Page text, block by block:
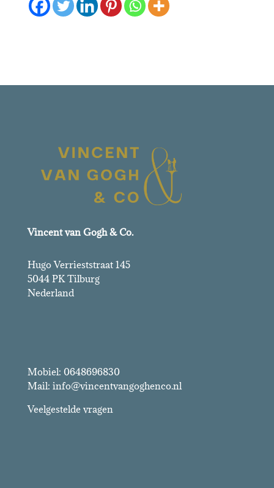
Vincent van Gogh & Co.
Hugo Verrieststraat 145
5044 PK Tilburg
Nederland
Mobiel: 0648696830
Mail: info@vincentvangoghenco.nl
Veelgestelde vragen